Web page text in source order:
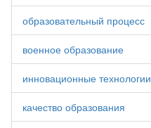
образовательный процесс
военное образование
инновационные технологии
качество образования